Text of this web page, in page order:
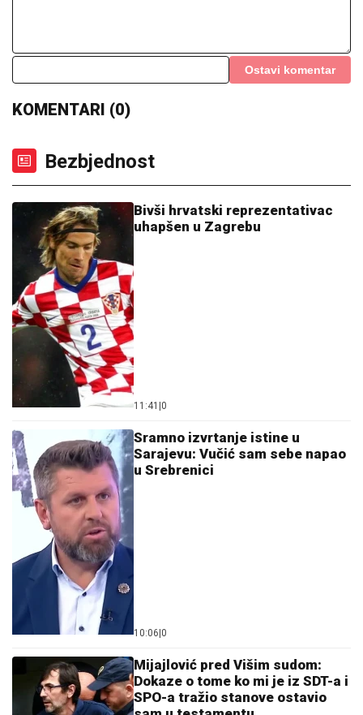
Ostavi komentar
KOMENTARI (0)
Bezbjednost
Bivši hrvatski reprezentativac
uhapšen u Zagrebu
11:41 |0
Sramno izvrtanje istine u
Sarajevu: Vučić sam sebe napao
u Srebrenici
10:06|0
Mijajlović pred Višim sudom:
Dokaze o tome ko mi je iz SDT-a i
SPO-a tražio stanove ostavio